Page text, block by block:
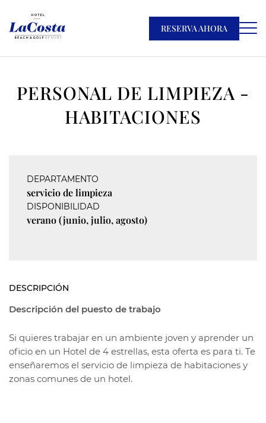
RESERVA AHORA
PERSONAL DE LIMPIEZA -
HABITACIONES
DEPARTAMENTO
servicio de limpieza
DISPONIBILIDAD
verano (junio, julio, agosto)
DESCRIPCIÓN
Descripción del puesto de trabajo
Si quieres trabajar en un ambiente joven y aprender un
oficio en un Hotel de 4 estrellas, esta oferta es para ti. Te
enseñaremos el servicio de limpieza de habitaciones y
zonas comunes de un hotel.